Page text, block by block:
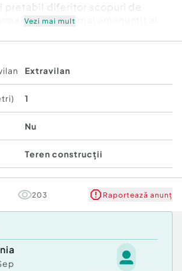
pretabil diferitor scopuri de
unui studiu mai amanuntit al
nu ezitati sa ne contactati!
P146727
Vezi mai mult
Extravilan
1
Nu
Teren construcții
203 Raportează anunț